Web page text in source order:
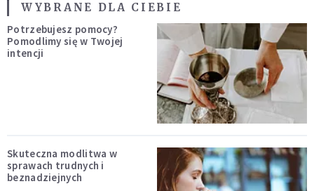
WYBRANE DLA CIEBIE
Potrzebujesz pomocy?
Pomodlimy się w Twojej
intencji
Skuteczna modlitwa w
sprawach trudnych i
beznadziejnych